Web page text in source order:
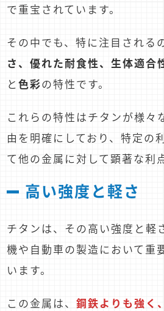
で重宝されています。
その中でも、特に注目される
さ、優れた耐食性、生体適合
と色彩の特性です。
これらの特性はチタンが様々
由を明確にしており、特定の
て他の金属に対して顕著な利
高い強度と軽さ
チタンは、その高い強度と軽
機や自動車の製造において重
います。
この金属は、鋼鉄よりも強く